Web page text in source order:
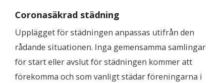
Coronasäkrad städning
Upplägget för städningen anpassas utifrån den
rådande situationen. Inga gemensamma samlingar
för start eller avslut för städningen kommer att
förekomma och som vanligt städar föreningarna i